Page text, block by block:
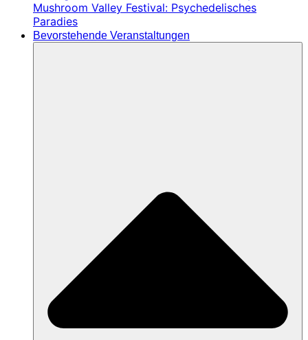
Mushroom Valley Festival: Psychedelisches
Paradies
Bevorstehende Veranstaltungen